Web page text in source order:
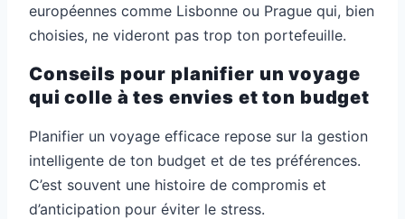
européennes comme Lisbonne ou Prague qui, bien
choisies, ne videront pas trop ton portefeuille.
Conseils pour planifier un voyage
qui colle à tes envies et ton budget
Planifier un voyage efficace repose sur la gestion
intelligente de ton budget et de tes préférences.
C’est souvent une histoire de compromis et
d’anticipation pour éviter le stress.